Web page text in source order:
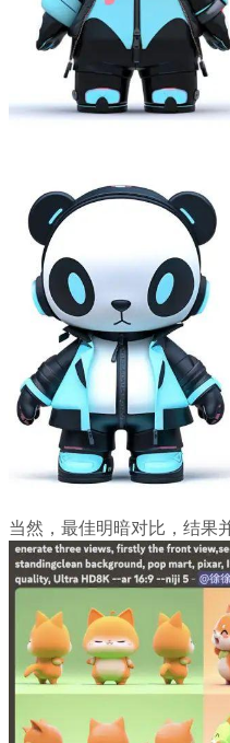
当然，最佳明暗对比，结果